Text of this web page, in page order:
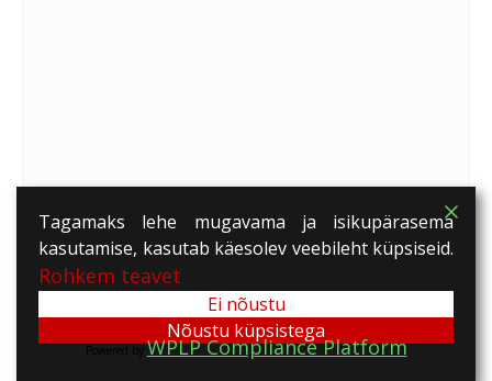
Tagamaks lehe mugavama ja isikupärasema
kasutamise, kasutab käesolev veebileht küpsiseid.
Rohkem teavet
Ei nõustu
Nõustu küpsistega
WPLP Compliance Platform